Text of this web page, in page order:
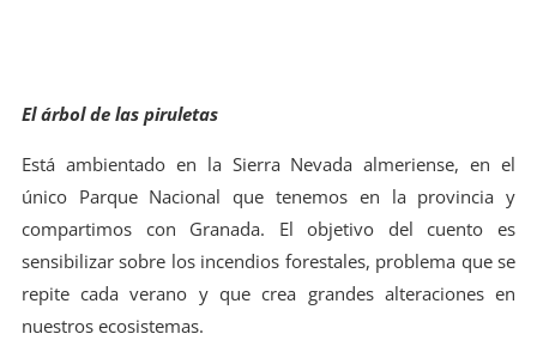
El árbol de las piruletas
Está ambientado en la Sierra Nevada almeriense, en el
único Parque Nacional que tenemos en la provincia y
compartimos con Granada. El objetivo del cuento es
sensibilizar sobre los incendios forestales, problema que se
repite cada verano y que crea grandes alteraciones en
nuestros ecosistemas.